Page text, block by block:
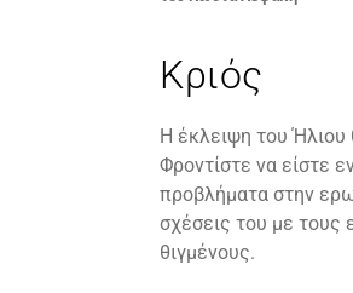
Κριός
Η έκλειψη του Ήλιου
Φροντίστε να είστε
προβλήματα στην
σχέσεις του με τους
θιγμένους.